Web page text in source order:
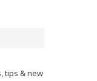
tips & new